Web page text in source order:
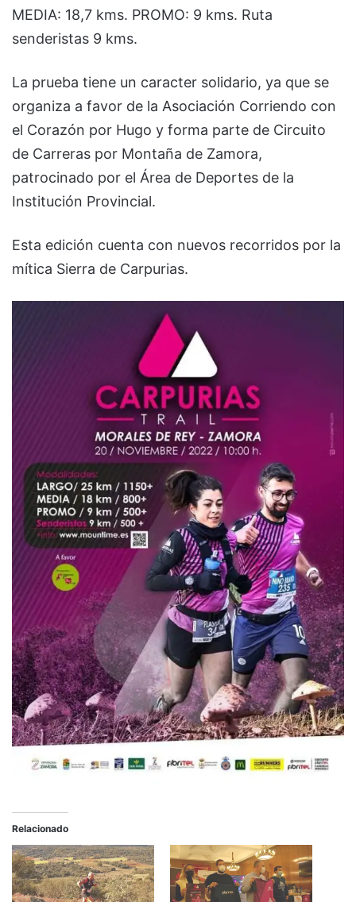
MEDIA: 18,7 kms. PROMO: 9 kms. Ruta
senderistas 9 kms.
La prueba tiene un caracter solidario, ya que se
organiza a favor de la Asociación Corriendo con
el Corazón por Hugo y forma parte de Circuito
de Carreras por Montaña de Zamora,
patrocinado por el Área de Deportes de la
Institución Provincial.
Esta edición cuenta con nuevos recorridos por la
mítica Sierra de Carpurias.
Relacionado